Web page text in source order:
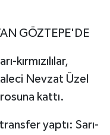
GÖZTEPE'DE
kırmızılılar,
Nevzat Üzel
kattı.
yaptı: Sarı-